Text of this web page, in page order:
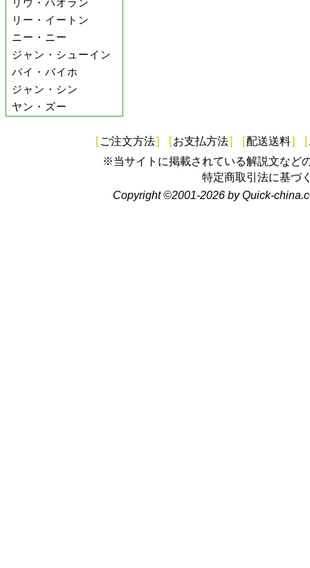
リウ・ハオラン
リー・イートン
ニー・ニー
ジャン・シューイン
バイ・バイホ
ジャン・シン
ヤン・ズー
[ ご注文方法] [お支払方法] [配送送料] [
※当サイトに掲載されている解説文など
特定商取引法に基づ
Copyright ©2001-2026 by Quick-